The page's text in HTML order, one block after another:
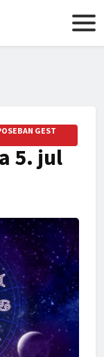
GEST
5. jul